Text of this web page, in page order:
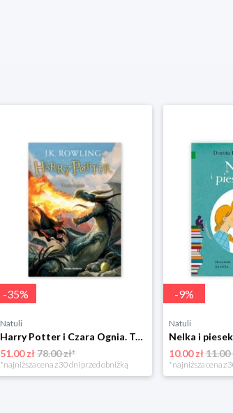
-35%
Natuli
Harry Potter i Czara Ognia. Tom 4 Media rodzina
51.00 zł78.00 zł*
*najniższa cena z 30 dni przed obniżką
-9%
Natuli
10.00 zł11.00
*najniższa cena z